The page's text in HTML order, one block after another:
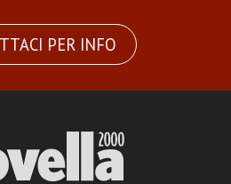
PER INFO